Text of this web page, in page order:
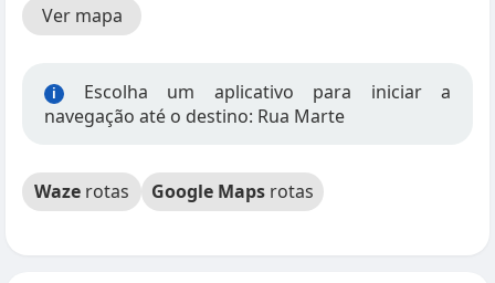
Ver mapa
i
Escolha um aplicativo para iniciar a
navegação até o destino: Rua Marte
Waze rotas Google Maps rotas